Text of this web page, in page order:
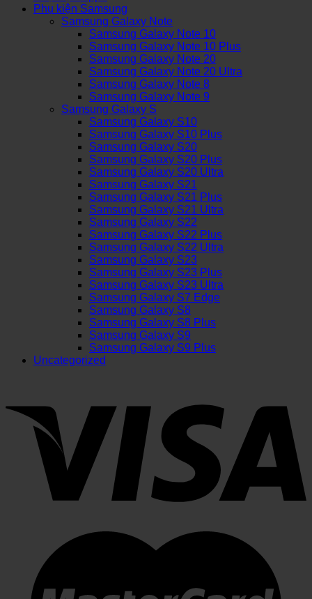
Phụ kiện Samsung
Samsung Galaxy Note
Samsung Galaxy Note 10
Samsung Galaxy Note 10 Plus
Samsung Galaxy Note 20
Samsung Galaxy Note 20 Ultra
Samsung Galaxy Note 8
Samsung Galaxy Note 9
Samsung Galaxy S
Samsung Galaxy S10
Samsung Galaxy S10 Plus
Samsung Galaxy S20
Samsung Galaxy S20 Plus
Samsung Galaxy S20 Ultra
Samsung Galaxy S21
Samsung Galaxy S21 Plus
Samsung Galaxy S21 Ultra
Samsung Galaxy S22
Samsung Galaxy S22 Plus
Samsung Galaxy S22 Ultra
Samsung Galaxy S23
Samsung Galaxy S23 Plus
Samsung Galaxy S23 Ultra
Samsung Galaxy S7 Edge
Samsung Galaxy S8
Samsung Galaxy S8 Plus
Samsung Galaxy S9
Samsung Galaxy S9 Plus
Uncategorized